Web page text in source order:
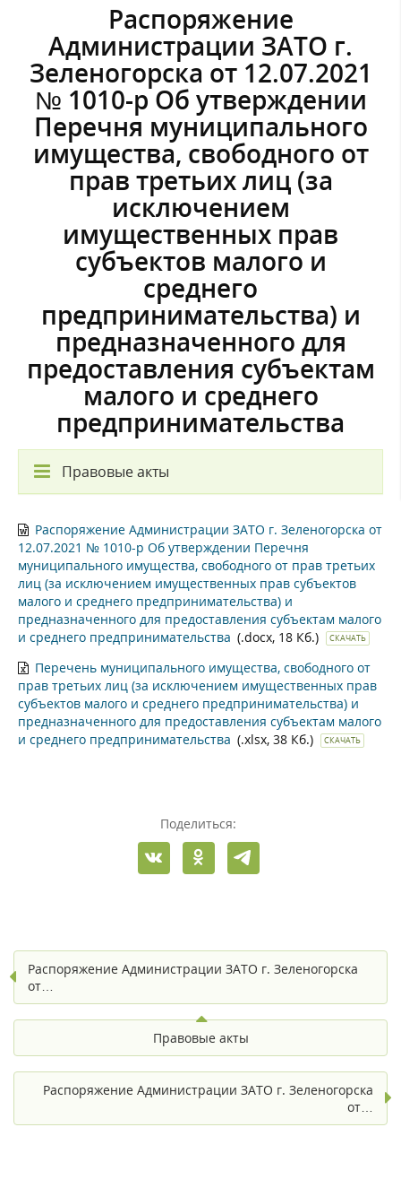
Распоряжение
Администрации ЗАТО г.
Зеленогорска от 12.07.2021
№ 1010-р Об утверждении
Перечня муниципального
имущества, свободного от
прав третьих лиц (за
исключением
имущественных прав
субъектов малого и
среднего
предпринимательства) и
предназначенного для
предоставления субъектам
малого и среднего
предпринимательства
Правовые акты
Распоряжение Администрации ЗАТО г. Зеленогорска от
12.07.2021 № 1010-р Об утверждении Перечня
муниципального имущества, свободного от прав третьих
лиц (за исключением имущественных прав субъектов
малого и среднего предпринимательства) и
предназначенного для предоставления субъектам малого
и среднего предпринимательства (.docx, 18 Кб.) СКАЧАТЬ
Перечень муниципального имущества, свободного от
прав третьих лиц (за исключением имущественных прав
субъектов малого и среднего предпринимательства) и
предназначенного для предоставления субъектам малого
и среднего предпринимательства (.xlsx, 38 Кб.) СКАЧАТЬ
Поделиться:
Распоряжение Администрации ЗАТО г. Зеленогорска
от…
Правовые акты
Распоряжение Администрации ЗАТО г. Зеленогорска
от…